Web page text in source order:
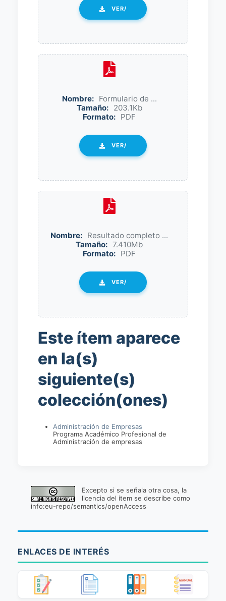
VER/
Nombre: Formulario de ...
Tamaño: 203.1Kb
Formato: PDF
VER/
Nombre: Resultado completo ...
Tamaño: 7.410Mb
Formato: PDF
VER/
Este ítem aparece
en la(s)
siguiente(s)
colección(ones)
Administración de Empresas
Programa Académico Profesional de
Administración de empresas
Excepto si se señala otra cosa, la
licencia del ítem se describe como
info:eu-repo/semantics/openAccess
ENLACES DE INTERÉS